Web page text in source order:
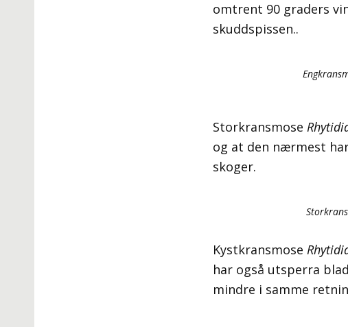
omtrent 90 graders
skuddspissen..
Storkransmose
og at den nærmest
skoger.
Kystkransmose
har også utsperra
mindre i samme